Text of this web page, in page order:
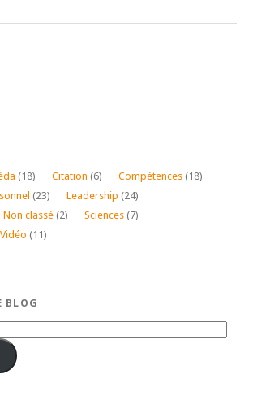
(18) Citation (6) Compétences (18)
(23) Leadership (24)
Non classé (2) Sciences (7)
Vidéo (11)
BLOG